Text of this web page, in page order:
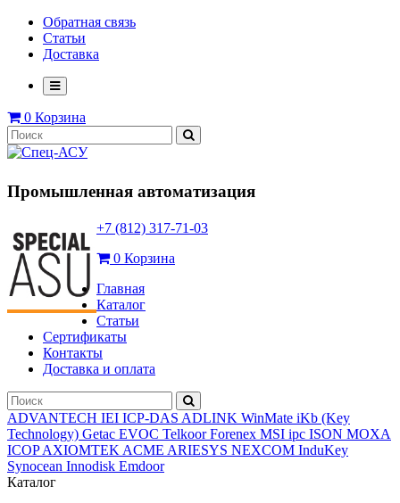
Обратная связь
Статьи
Доставка
0 Корзина
Промышленная автоматизация
+7 (812) 317-71-03
0 Корзина
Главная
Каталог
Статьи
Сертификаты
Контакты
Доставка и оплата
ADVANTECH IEI ICP-DAS ADLINK WinMate iKb (Key
Technology) Getac EVOC TelkoorForenex MSI ipc ISON MOXA
ICOPAXIOMTEK ACME ARIESYS NEXCOM InduKey
Synocean Innodisk Emdoor
Каталог